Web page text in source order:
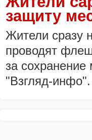
защиту
Жители сразу
проводят
за
"Взгляд-инфо".